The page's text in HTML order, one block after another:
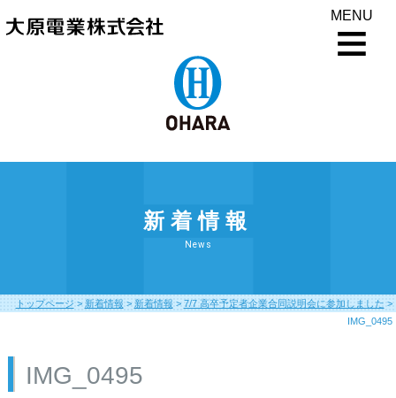
MENU
新着情報
News
トップページ > 新着情報 > 新着情報 > 7/7 高卒予定者企業合同説明会に参加しました >
IMG_0495
IMG_0495